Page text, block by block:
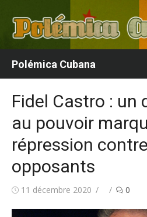
contenu
Polémica Cubana
Fidel Castro : un
au pouvoir
répression
opposants
Publié11 décembre 2020 Auteur/
0